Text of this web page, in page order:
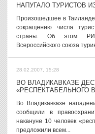
НАПУГАЛО ТУРИСТОВ
Произошедшее в Таиланде
сокращению числа
страны. Об этом РИА
Всероссийского союза
28.02.2007, 15:28
ВО ВЛАДИКАВКАЗЕ
«РЕСПЕКТАБЕЛЬНОГО
Во Владикавказе
сообщили в
накануне 10 человек
предложили всем...